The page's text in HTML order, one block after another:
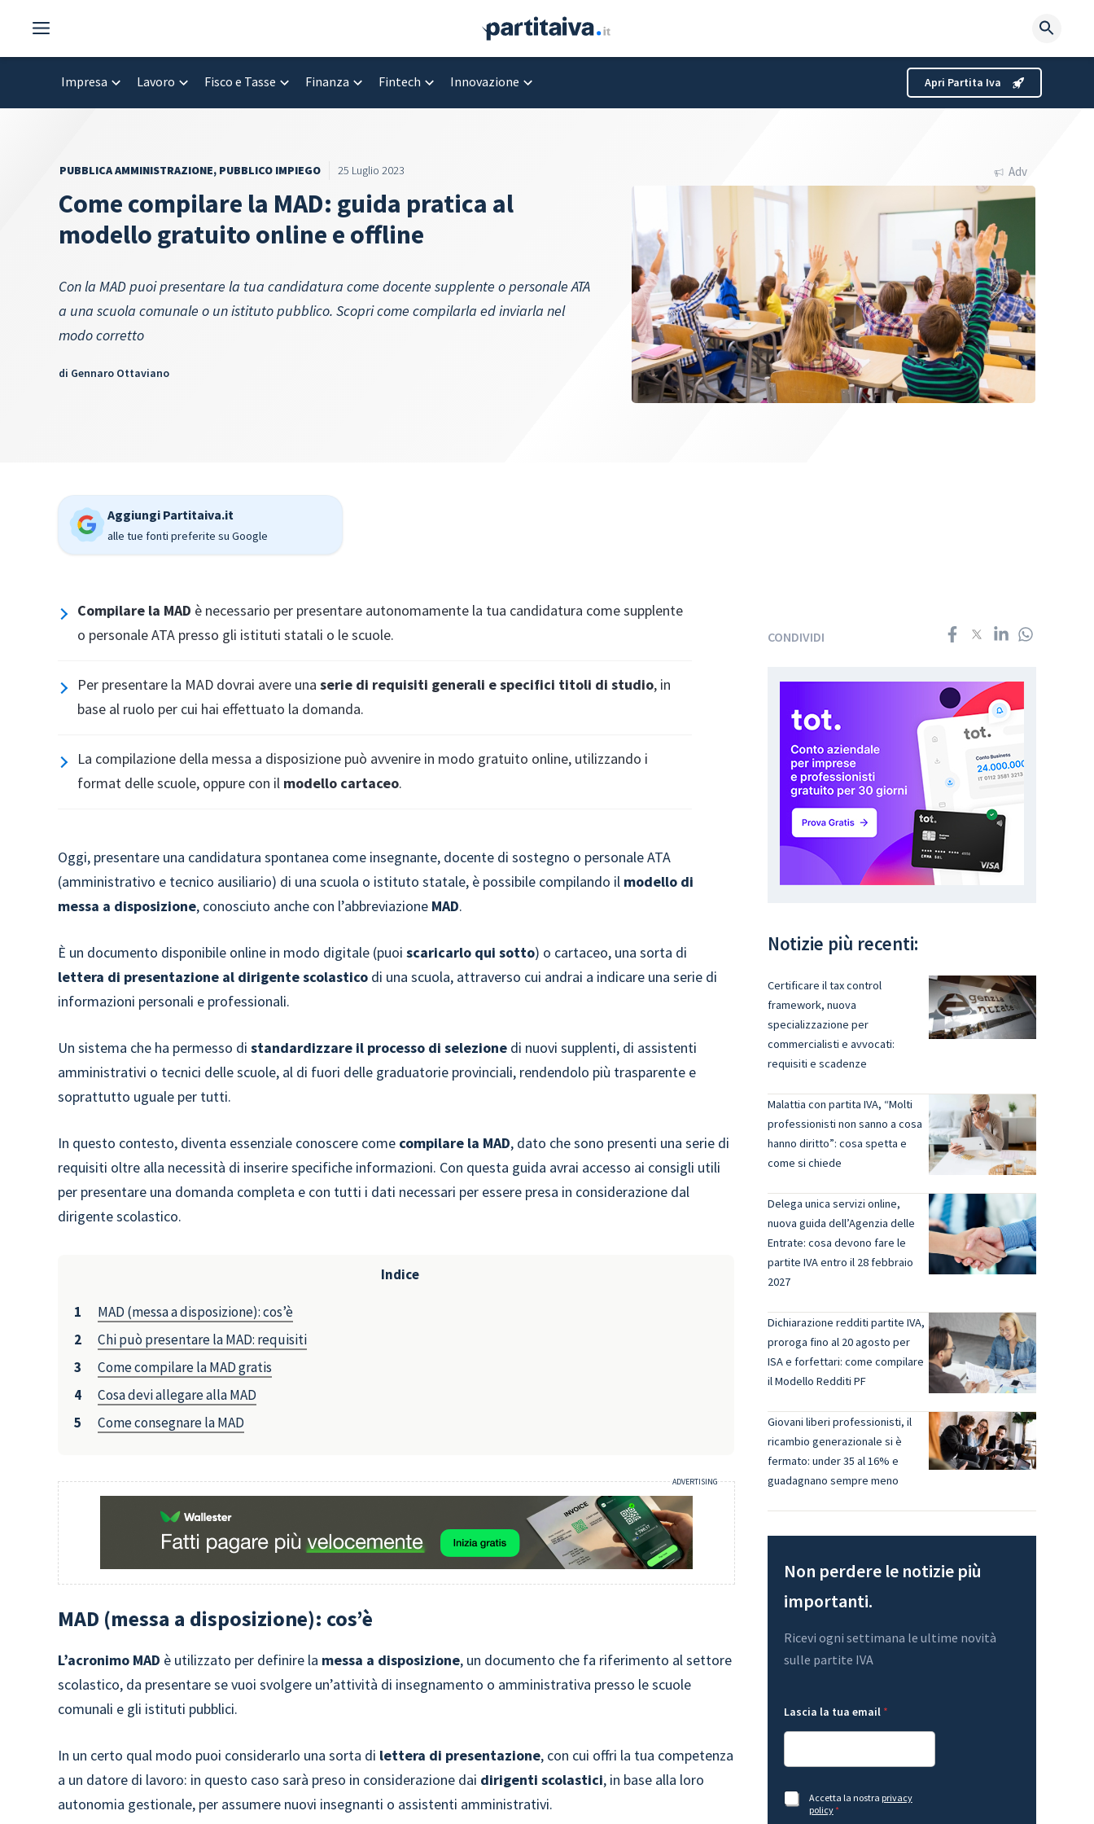
contenuto
Impresa Lavoro Fisco e Tasse Finanza Fintech Innovazione Apri Partita Iva
PUBBLICA AMMINISTRAZIONE, PUBBLICO IMPIEGO 25 Luglio 2023
Come compilare la MAD: guida pratica al
modello gratuito online e offline
Con la MAD puoi presentare la tua candidatura come docente supplente o personale ATA
a una scuola comunale o un istituto pubblico. Scopri come compilarla ed inviarla nel
modo corretto
di Gennaro Ottaviano
Adv
Aggiungi Partitaiva.it
alle tue fonti preferite su Google
Compilare la MAD è necessario per presentare autonomamente la tua candidatura come supplente
o personale ATA presso gli istituti statali o le scuole.
Per presentare la MAD dovrai avere unaserie di requisiti generali e specifici titoli di studio, in
base al ruolo per cui hai effettuato la domanda.
La compilazione della messa a disposizione può avvenire in modo gratuito online, utilizzando i
format delle scuole, oppure con il modello cartaceo.
Oggi, presentare una candidatura spontanea come insegnante, docente di sostegno o personale ATA
(amministrativo e tecnico ausiliario) di una scuola o istituto statale, è possibile compilando il modello di
messa a disposizione, conosciuto anche con l’abbreviazione MAD.
È un documento disponibile online in modo digitale (puoiscaricarlo qui sotto) o cartaceo, una sorta di
lettera di presentazione al dirigente scolastico di una scuola, attraverso cui andrai a indicare una serie di
informazioni personali e professionali.
Un sistema che ha permesso distandardizzare il processo di selezione di nuovi supplenti, di assistenti
amministrativi o tecnici delle scuole, al di fuori delle graduatorie provinciali, rendendolo più trasparente e
soprattutto uguale per tutti.
In questo contesto, diventa essenziale conoscere come compilare la MAD, dato che sono presenti una serie di
requisiti oltre alla necessità di inserire specifiche informazioni. Con questa guida avrai accesso ai consigli utili
per presentare una domanda completa e con tutti i dati necessari per essere presa in considerazione dal
dirigente scolastico.
Indice
MAD (messa a disposizione): cos’è
Chi può presentare la MAD: requisiti
Come compilare la MAD gratis
Cosa devi allegare alla MAD
Come consegnare la MAD
MAD (messa a disposizione): cos’è
L’acronimo MAD è utilizzato per definire la messa a disposizione, un documento che fa riferimento al settore
scolastico, da presentare se vuoi svolgere un’attività di insegnamento o amministrativa presso le scuole
comunali e gli istituti pubblici.
In un certo qual modo puoi considerarlo una sorta di lettera di presentazione, con cui offri la tua competenza
a un datore di lavoro: in questo caso sarà preso in considerazione dai dirigenti scolastici, in base alla loro
autonomia gestionale, per assumere nuovi insegnanti o assistenti amministrativi.
CONDIVIDI
Notizie più recenti:
Certificare il tax control
framework, nuova
specializzazione per
commercialisti e avvocati:
requisiti e scadenze
Malattia con partita IVA, “Molti
professionisti non sanno a cosa
hanno diritto”: cosa spetta e
come si chiede
Delega unica servizi online,
nuova guida dell’Agenzia delle
Entrate: cosa devono fare le
partite IVA entro il 28 febbraio
2027
Dichiarazione redditi partite IVA,
proroga fino al 20 agosto per
ISA e forfettari: come compilare
il Modello Redditi PF
Giovani liberi professionisti, il
ricambio generazionale si è
fermato: under 35 al 16% e
guadagnano sempre meno
Non perdere le notizie più
importanti.
Ricevi ogni settimana le ultime novità
sulle partite IVA
c
t
z
i
A
t
a
z
Lascia la tua email *
A
c
Accetta la nostra privacy
policy*